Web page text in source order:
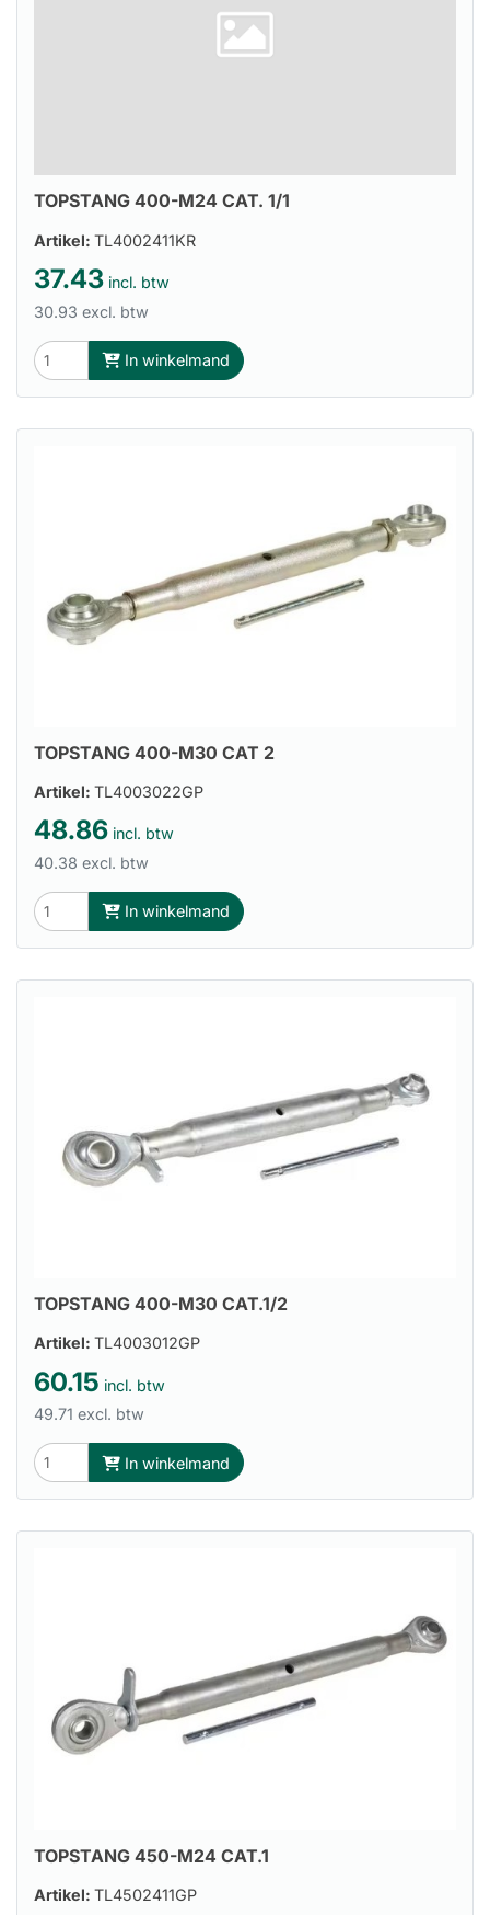
TOPSTANG 400-M24 CAT. 1/1
Artikel: TL4002411KR
37.43 incl. btw
30.93 excl. btw
In winkelmand
TOPSTANG 400-M30 CAT 2
Artikel: TL4003022GP
48.86 incl. btw
40.38 excl. btw
In winkelmand
TOPSTANG 400-M30 CAT.1/2
Artikel: TL4003012GP
60.15 incl. btw
49.71 excl. btw
In winkelmand
TOPSTANG 450-M24 CAT.1
Artikel: TL4502411GP